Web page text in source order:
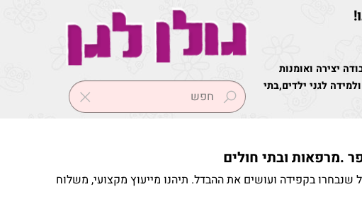
יצירה ואומנות
לגני ילדים,בתי
.מרפאות ובתי חולים
שנבחרו בקפידה ועושים את ההבדל. תיהנו מייעוץ מקצועי, משלוח